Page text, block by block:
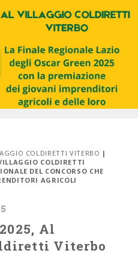
COLDIRETTI VITERBO |
COLDIRETTI
DEL CONCORSO CHE
AGRICOLI
Al
Viterbo